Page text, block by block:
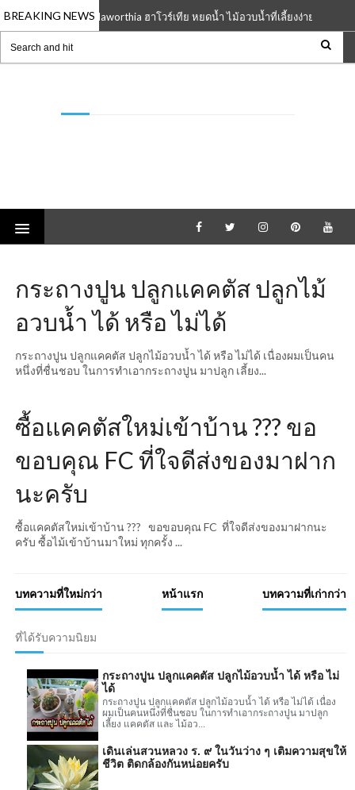
BREAKING NEWS
16 Feb 2021 Haworthia ฮาโวร์เทีย หยดน้ำ ไม้อวบน้ำที่เลี้ยงง่าย เปลี่ยนสี
กระถางปูน ปลูกแคคตัส ปลูกไม้
อวบน้ำ ได้ หรือ ไม่ได้
กระถางปูน ปลูกแคคตัส ปลูกไม้อวบน้ำ ได้ หรือ ไม่ได้ เนื่องผมเป็นคน
หนึ่งที่ชื่นชอบ ในการทำเอากระถางปูน มาปลูก เลี้ยง...
ซื้อแคคตัสใหม่เข้าบ้าน ??? ขอ
ขอบคุณ FC ที่ใจดีส่งของมาฝาก
นะครับ
ซื้อแคคตัสใหม่เข้าบ้าน ??? ขอขอบคุณ FC ที่ใจดีส่งของมาฝากนะ
ครับ ซื้อไม้เข้าบ้านมาใหม่ ทุกครั้ง ...
บทความที่ใหม่กว่า บทความที่เก่ากว่า
หน้าแรก
ที่ได้รับความนิยม
กระถางปูน ปลูกแคคตัส ปลูกไม้อวบน้ำ ได้ หรือ ไม่
ได้
กระถางปูน ปลูกแคคตัส ปลูกไม้อวบน้ำ ได้ หรือ ไม่ได้ เนื่อง
ผมเป็นคนหนึ่งที่ชื่นชอบ ในการทำเอากระถางปูน มาปลูก
เลี้ยง แคคตัส และ ไม้อว...
เดินเล่นสวนหลวง ร. ๙ ในวันว่าง ๆ เติมความสุขให้
ชีวิต ติดกล้องกันหน่อยครับ